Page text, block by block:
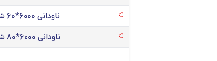
ناودانی 6000*60 شکفته مشهد
ناودانی 6000*80 شکفته مشهد